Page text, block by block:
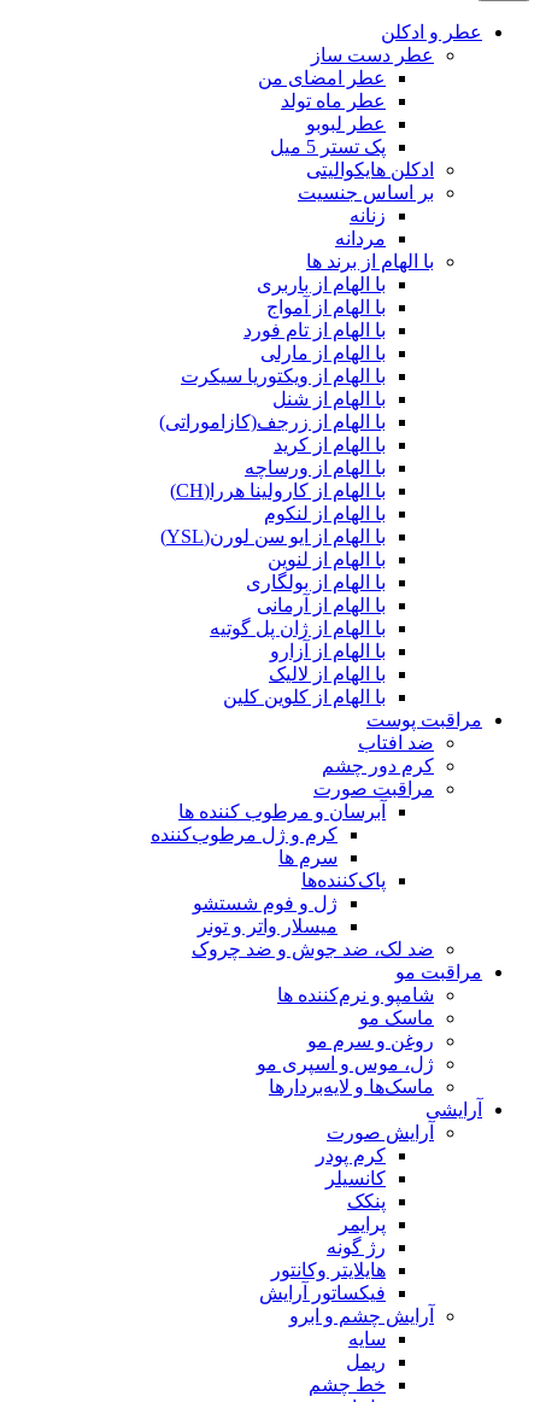
عطر و ادکلن
عطر دست ساز
عطر امضای من
عطر ماه تولد
عطر لبوبو
پک تستر 5 میل
ادکلن هایکوالیتی
بر اساس جنسیت
زنانه
مردانه
با الهام از برند ها
با الهام از باربری
با الهام از آمواج
با الهام از تام فورد
با الهام از مارلی
با الهام از ویکتوریا سیکرت
با الهام از شنل
با الهام از زرجف(کازاموراتی)
با الهام از کرید
با الهام از ورساچه
با الهام از کارولینا هررا(CH)
با الهام از لنکوم
با الهام از ایو سن لورن(YSL)
با الهام از لنوین
با الهام از بولگاری
با الهام از آرمانی
با الهام از ژان پل گوتیه
با الهام از آزارو
با الهام از لالیک
با الهام از کلوین کلین
مراقبت پوست
ضد افتاب
کرم دور چشم
مراقبت صورت
آبرسان و مرطوب کننده ها
کرم و ژل مرطوب‌کننده
سرم ها
پاک‌کننده‌ها
ژل و فوم شستشو
میسلار واتر و تونر
ضد لک، ضد جوش و ضد چروک
مراقبت مو
شامپو و نرم‌کننده ها
ماسک مو
روغن و سرم مو
ژل، موس و اسپری مو
ماسک‌ها و لایه‌بردارها
آرایشی
آرایش صورت
کرم پودر
کانسیلر
پنکک
پرایمر
رژ گونه
هایلایتر وکانتور
فیکساتور آرایش
آرایش چشم و ابرو
سایه
ریمل
خط چشم